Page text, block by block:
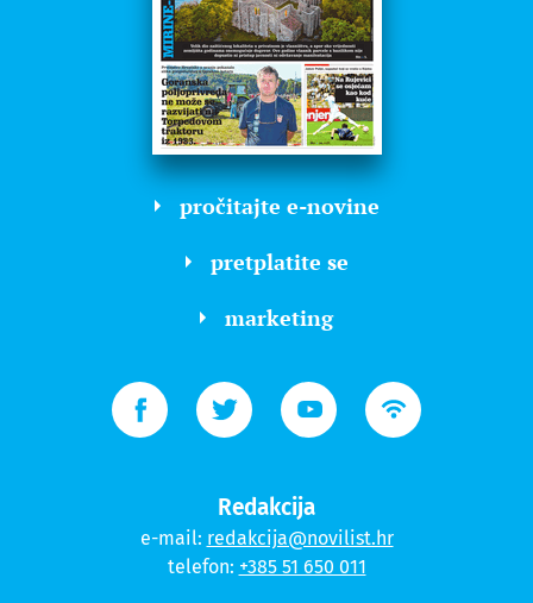
pročitajte e-novine
pretplatite se
marketing
Redakcija
e-mail: redakcija@novilist.hr
telefon: +385 51 650 011